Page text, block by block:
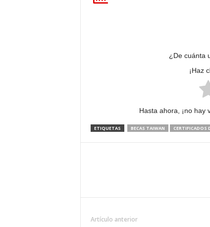
¿De cuánta
¡Haz
Hasta ahora, ¡no hay
ETIQUETAS BECAS TAIWAN CERTIFICADOS
Artículo anterior